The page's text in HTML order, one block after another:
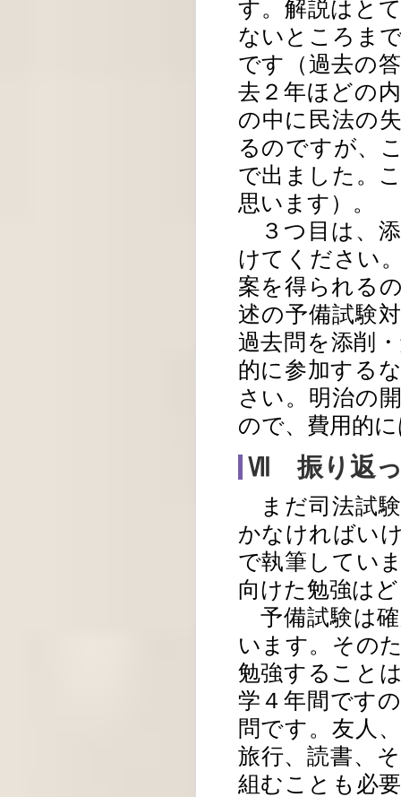
す。解説はと
ないところま
です（過去の
去２年ほどの
の中に民法の
るのですが、
で出ました。
思います）。
３つ目は、
けてください
案を得られる
述の予備試験
過去問を添削
的に参加する
さい。明治の
ので、費用的
Ⅶ 振り返
まだ司法試
かなければい
で執筆してい
向けた勉強は
予備試験は
います。その
勉強すること
学４年間です
問です。友人
旅行、読書、
組むことも必